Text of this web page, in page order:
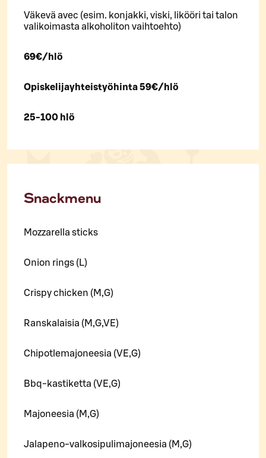
Väkevä avec (esim. konjakki, viski, likööri tai talon
valikoimasta alkoholiton vaihtoehto)
69€/hlö
Opiskelijayhteistyöhinta 59€/hlö
25-100 hlö
Snackmenu
Mozzarella sticks
Onion rings (L)
Crispy chicken (M,G)
Ranskalaisia (M,G,VE)
Chipotlemajoneesia (VE,G)
Bbq-kastiketta (VE,G)
Majoneesia (M,G)
Jalapeno-valkosipulimajoneesia (M,G)